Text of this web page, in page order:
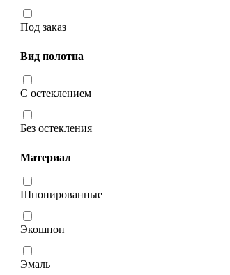
Под заказ
Вид полотна
С остеклением
Без остекления
Материал
Шпонированные
Экошпон
Эмаль